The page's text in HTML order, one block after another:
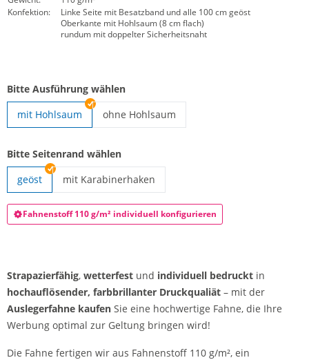
Konfektion:
Linke Seite mit Besatzband und alle 100 cm geöst
Oberkante mit Hohlsaum (8 cm flach)
rundum mit doppelter Sicherheitsnaht
Bitte Ausführung wählen
mit Hohlsaum
ohne Hohlsaum
Bitte Seitenrand wählen
geöst
mit Karabinerhaken
Fahnenstoff 110 g/m² individuell konfigurieren
Strapazierfähig, wetterfest und individuell bedruckt in
hochauflösender, farbbrillanter Druckqualiät – mit der
Auslegerfahne kaufen Sie eine hochwertige Fahne, die Ihre
Werbung optimal zur Geltung bringen wird!
Die Fahne fertigen wir aus Fahnenstoff 110 g/m², ein